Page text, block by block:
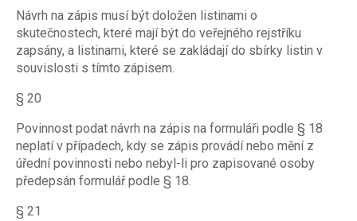
Návrh na zápis musí být doložen listinami o
skutečnostech, které mají být do veřejného rejstříku
zapsány, a listinami, které se zakládají do sbírky listin v
souvislosti s tímto zápisem.
§ 20
Povinnost podat návrh na zápis na formuláři podle § 18
neplatí v případech, kdy se zápis provádí nebo mění z
úřední povinnosti nebo nebyl-li pro zapisované osoby
předepsán formulář podle § 18.
§ 21